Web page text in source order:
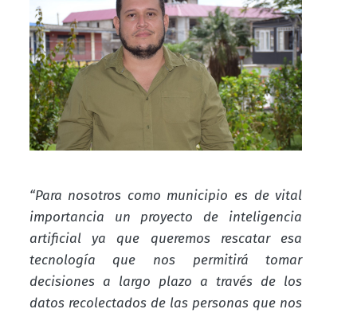
“Para nosotros como municipio es de vital
importancia un proyecto de inteligencia
artificial ya que queremos rescatar esa
tecnología que nos permitirá tomar
decisiones a largo plazo a través de los
datos recolectados de las personas que nos